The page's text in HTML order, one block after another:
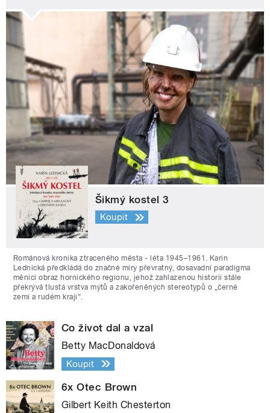
Šikmý kostel 3
Koupit
Románová kronika ztraceného města - léta 1945–1961. Karin
Lednická předkládá do značné míry převratný, dosavadní paradigma
měnící obraz hornického regionu, jehož zahlazenou historii stále
překrývá tlustá vrstva mýtů a zakořeněných stereotypů o „černé
zemi a rudém kraji“.
Co život dal a vzal
Betty MacDonaldová
Koupit
6x Otec Brown
Gilbert Keith Chesterton